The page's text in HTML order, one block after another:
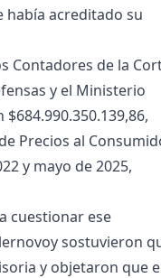
había acreditado su
Contadores de la
y el Ministerio
Precios al
y mayo de 2025,
cuestionar ese
sostuvieron
y objetaron que